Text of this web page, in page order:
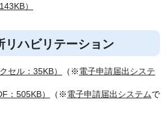
）
リハビリテーション
セル：35KB） （※電子申請届出システ
：505KB）
（※電子申請届出システムで